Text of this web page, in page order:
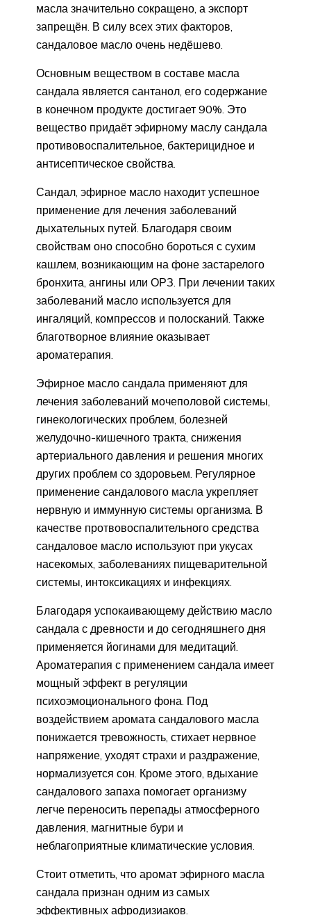
масла значительно сокращено, а экспорт
запрещён. В силу всех этих факторов,
сандаловое масло очень недёшево.
Основным веществом в составе масла
сандала является сантанол, его содержание
в конечном продукте достигает 90%. Это
вещество придаёт эфирному маслу сандала
противовоспалительное, бактерицидное и
антисептическое свойства.
Сандал, эфирное масло находит успешное
применение для лечения заболеваний
дыхательных путей. Благодаря своим
свойствам оно способно бороться с сухим
кашлем, возникающим на фоне застарелого
бронхита, ангины или ОРЗ. При лечении таких
заболеваний масло используется для
ингаляций, компрессов и полосканий. Также
благотворное влияние оказывает
ароматерапия.
Эфирное масло сандала применяют для
лечения заболеваний мочеполовой системы,
гинекологических проблем, болезней
желудочно-кишечного тракта, снижения
артериального давления и решения многих
других проблем со здоровьем. Регулярное
применение сандалового масла укрепляет
нервную и иммунную системы организма. В
качестве протвовоспалительного средства
сандаловое масло используют при укусах
насекомых, заболеваниях пищеварительной
системы, интоксикациях и инфекциях.
Благодаря успокаивающему действию масло
сандала с древности и до сегодняшнего дня
применяется йогинами для медитаций.
Ароматерапия с применением сандала имеет
мощный эффект в регуляции
психоэмоционального фона. Под
воздействием аромата сандалового масла
понижается тревожность, стихает нервное
напряжение, уходят страхи и раздражение,
нормализуется сон. Кроме этого, вдыхание
сандалового запаха помогает организму
легче переносить перепады атмосферного
давления, магнитные бури и
неблагоприятные климатические условия.
Стоит отметить, что аромат эфирного масла
сандала признан одним из самых
эффективных афродизиаков.